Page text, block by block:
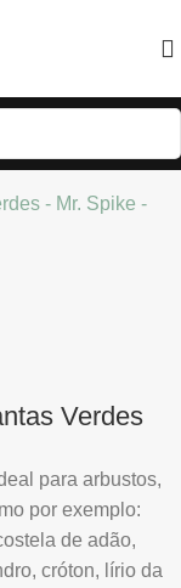
Verdes
para arbustos,
por exemplo:
de adão,
cróton, lírio da